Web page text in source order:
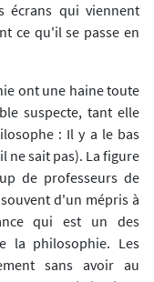
écrans qui viennent
ce qu'il se passe en
ont une haine toute
suspecte, tant elle
: Il y a le bas
ne sait pas). La figure
de professeurs de
d'un mépris à
qui est un des
la philosophie. Les
sans avoir au